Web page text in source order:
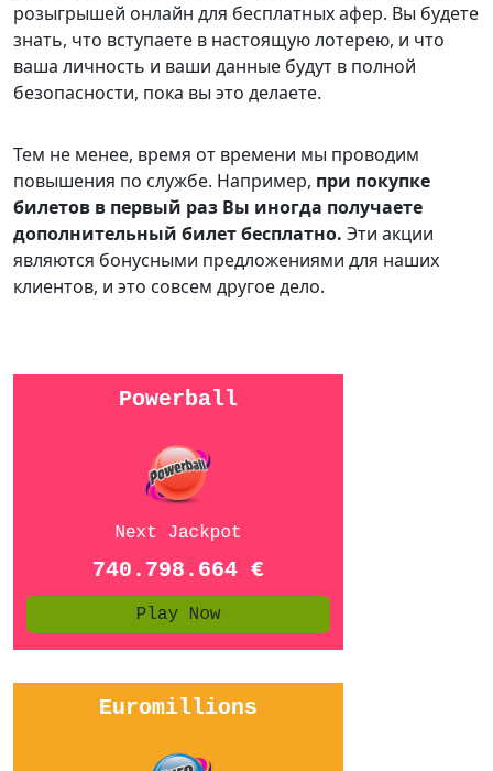
розыгрышей онлайн для бесплатных афер. Вы будете
знать, что вступаете в настоящую лотерею, и что
ваша личность и ваши данные будут в полной
безопасности, пока вы это делаете.
Тем не менее, время от времени мы проводим
повышения по службе. Например, при покупке
билетов в первый раз Вы иногда получаете
дополнительный билет бесплатно. Эти акции
являются бонусными предложениями для наших
клиентов, и это совсем другое дело.